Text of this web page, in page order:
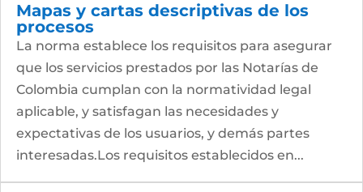
Mapas y cartas descriptivas de los
procesos
La norma establece los requisitos para asegurar
que los servicios prestados por las Notarías de
Colombia cumplan con la normatividad legal
aplicable, y satisfagan las necesidades y
expectativas de los usuarios, y demás partes
interesadas.Los requisitos establecidos en...